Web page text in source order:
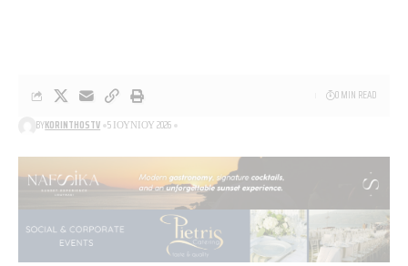
BYKORINTHOSTV 5 ΙΟΥΝΊΟΥ 2026
0 MIN READ